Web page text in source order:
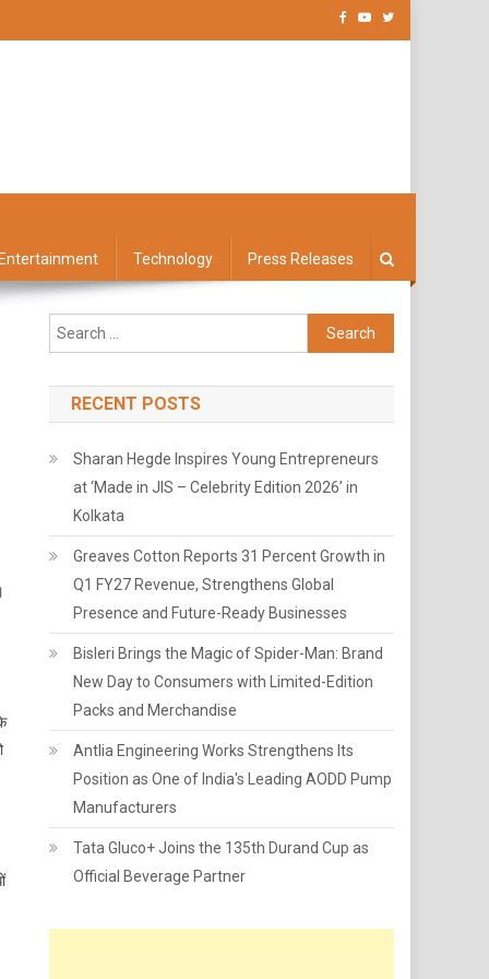
Technology Press Releases
Search
for:
RECENT POSTS
Sharan Hegde Inspires Young Entrepreneurs
at ‘Made in JIS – Celebrity Edition 2026’ in
Kolkata
Greaves Cotton Reports 31 Percent Growth in
Q1 FY27 Revenue, Strengthens Global
Presence and Future-Ready Businesses
Bisleri Brings the Magic of Spider-Man: Brand
New Day to Consumers with Limited-Edition
Packs and Merchandise
Antlia Engineering Works Strengthens Its
Position as One of India's Leading AODD Pump
Manufacturers
Tata Gluco+ Joins the 135th Durand Cup as
Official Beverage Partner